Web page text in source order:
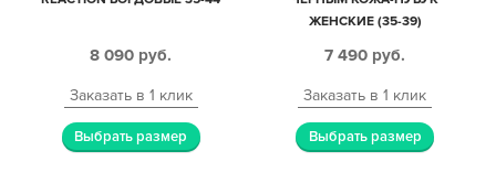
8 090 руб.
Заказать в 1 клик
Выбрать размер
ЖЕНСКИЕ (35-39)
7 490 руб.
Заказать в 1 клик
Выбрать размер